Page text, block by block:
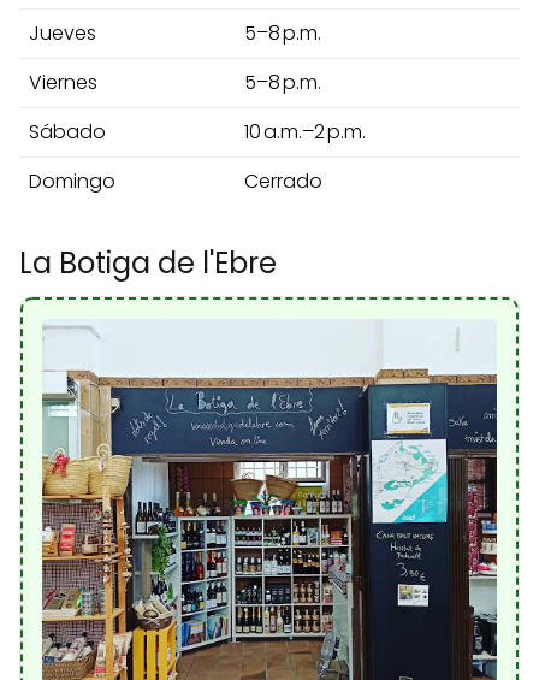
Jueves
5–8 p.m.
Viernes
5–8 p.m.
Sábado
10 a.m.–2 p.m.
Domingo
Cerrado
La Botiga de l'Ebre